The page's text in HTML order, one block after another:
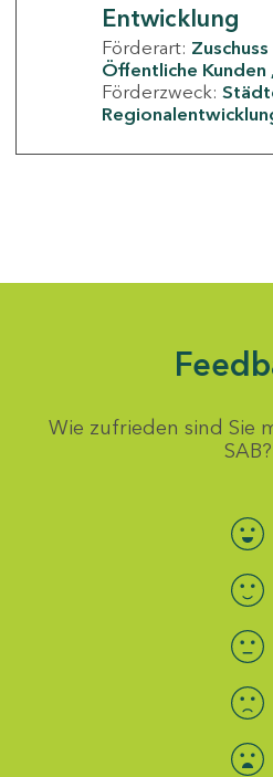
Entwicklung
Förderart: Zuschuss
Öffentliche Kunden
Förderzweck:
Wie zufrieden sind Sie
SAB?